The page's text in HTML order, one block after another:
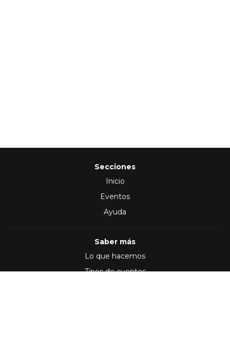
Secciones
Inicio
Eventos
Ayuda
Saber más
Lo que hacemos
Tipos de eventos